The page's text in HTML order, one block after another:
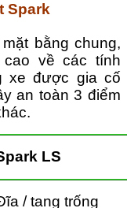
Spark
bằng chung,
cao về các tính
xe được gia cố
an toàn 3 điểm
LS
/ tang trống